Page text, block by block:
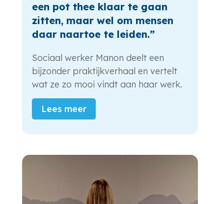
een pot thee klaar te gaan
zitten, maar wel om mensen
daar naartoe te leiden.”
Sociaal werker Manon deelt een
bijzonder praktijkverhaal en vertelt
wat ze zo mooi vindt aan haar werk.
Lees meer